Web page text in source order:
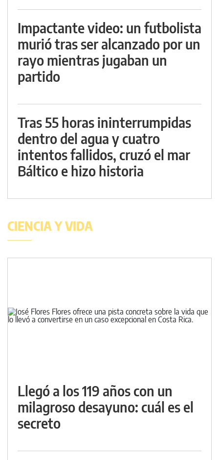
Impactante video: un futbolista
murió tras ser alcanzado por un
rayo mientras jugaban un
partido
Tras 55 horas ininterrumpidas
dentro del agua y cuatro
intentos fallidos, cruzó el mar
Báltico e hizo historia
CIENCIA Y VIDA
Llegó a los 119 años con un
milagroso desayuno: cuál es el
secreto